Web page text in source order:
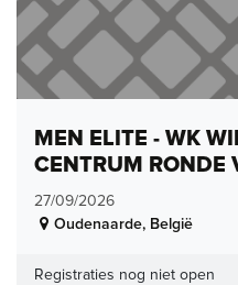
MEN ELITE - WK
CENTRUM RONDE
27/09/2026
Oudenaarde, België
Registraties nog niet open